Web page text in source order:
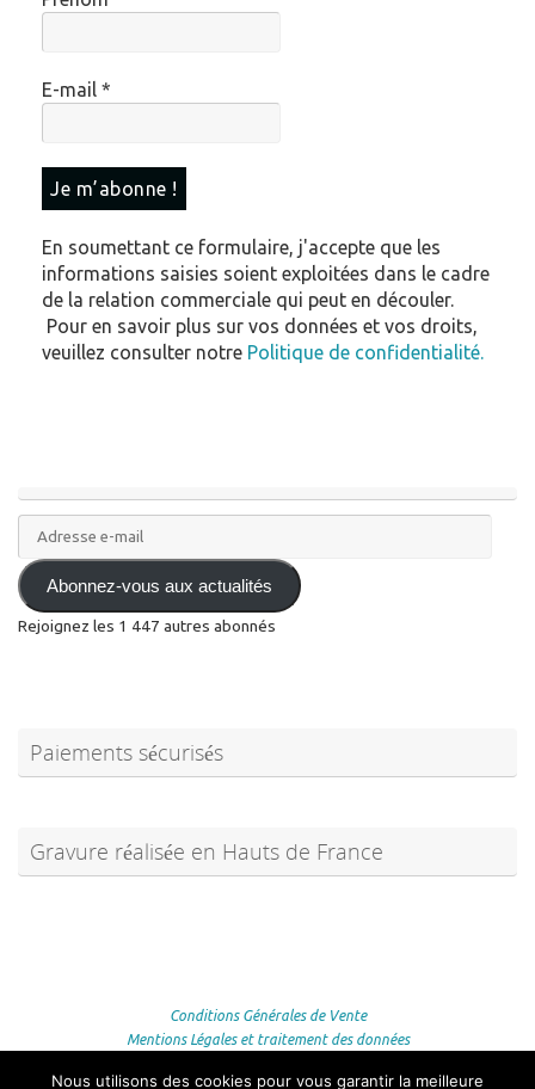
E-mail *
En soumettant ce formulaire, j'accepte que les
informations saisies soient exploitées dans le cadre
de la relation commerciale qui peut en découler.
Pour en savoir plus sur vos données et vos droits,
veuillez consulter notre Politique de confidentialité.
Adresse
e-
mail Abonnez-vous aux actualités
Rejoignez les 1 447 autres abonnés
Paiements sécurisés
Gravure réalisée en Hauts de France
Conditions Générales de Vente
Mentions Légales et traitement des données
Nous utilisons des cookies pour vous garantir la meilleure